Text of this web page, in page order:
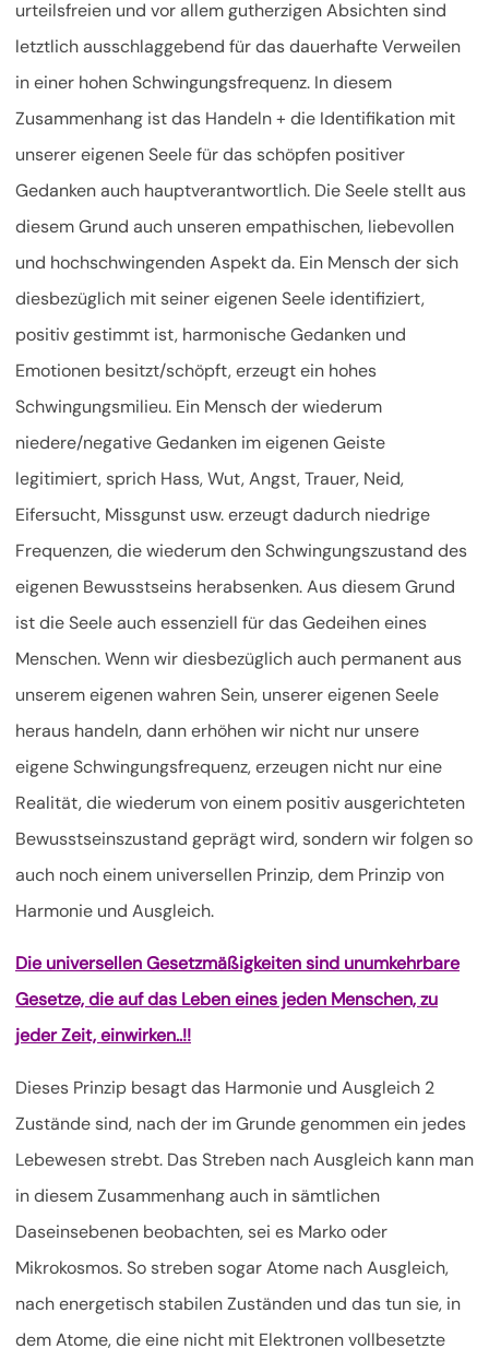
urteilsfreien und vor allem gutherzigen Absichten sind
letztlich ausschlaggebend für das dauerhafte Verweilen
in einer hohen Schwingungsfrequenz. In diesem
Zusammenhang ist das Handeln + die Identifikation mit
unserer eigenen Seele für das schöpfen positiver
Gedanken auch hauptverantwortlich. Die Seele stellt aus
diesem Grund auch unseren empathischen, liebevollen
und hochschwingenden Aspekt da. Ein Mensch der sich
diesbezüglich mit seiner eigenen Seele identifiziert,
positiv gestimmt ist, harmonische Gedanken und
Emotionen besitzt/schöpft, erzeugt ein hohes
Schwingungsmilieu. Ein Mensch der wiederum
niedere/negative Gedanken im eigenen Geiste
legitimiert, sprich Hass, Wut, Angst, Trauer, Neid,
Eifersucht, Missgunst usw. erzeugt dadurch niedrige
Frequenzen, die wiederum den Schwingungszustand des
eigenen Bewusstseins herabsenken. Aus diesem Grund
ist die Seele auch essenziell für das Gedeihen eines
Menschen. Wenn wir diesbezüglich auch permanent aus
unserem eigenen wahren Sein, unserer eigenen Seele
heraus handeln, dann erhöhen wir nicht nur unsere
eigene Schwingungsfrequenz, erzeugen nicht nur eine
Realität, die wiederum von einem positiv ausgerichteten
Bewusstseinszustand geprägt wird, sondern wir folgen so
auch noch einem universellen Prinzip, dem Prinzip von
Harmonie und Ausgleich.
Die universellen Gesetzmäßigkeiten sind unumkehrbare
Gesetze, die auf das Leben eines jeden Menschen, zu
jeder Zeit, einwirken..!!
Dieses Prinzip besagt das Harmonie und Ausgleich 2
Zustände sind, nach der im Grunde genommen ein jedes
Lebewesen strebt. Das Streben nach Ausgleich kann man
in diesem Zusammenhang auch in sämtlichen
Daseinsebenen beobachten, sei es Marko oder
Mikrokosmos. So streben sogar Atome nach Ausgleich,
nach energetisch stabilen Zuständen und das tun sie, in
dem Atome, die eine nicht mit Elektronen vollbesetzte